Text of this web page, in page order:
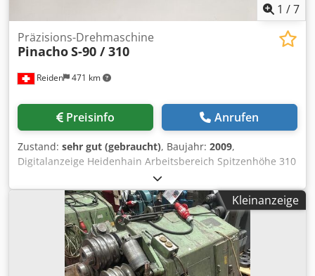
Rüschebrinkstr. 151-153 DE - 44143 Dortmund - Wambel
1 /7
Reiden 471 km
Präzisions-Drehmaschine
PinachoS-90 / 310
Preisinfo Anrufen
Zustand: sehr gut (gebraucht), Baujahr: 2009,
Digitalanzeige Heidenhain Arbeitsbereich Spitzenhöhe 310
mm Spitzenweite 1625 mm Max. Drehdurchmesser in der
Kröpfung 880 mm Max. Drehdurchmesser über Bett 620
mm Drehdurchmesser vor dem Längsschlitten 580 mm
Drehdurchmesser vor dem Querschlitten 425 mm
Bettbreite 350 mm Länge der Kröpfung vor der
Planscheibe 200 mm Hauptspindelbohrung 80 mm
Spindelaufnahme DIN 55027/8 Option Camlock
Kleinanzeige